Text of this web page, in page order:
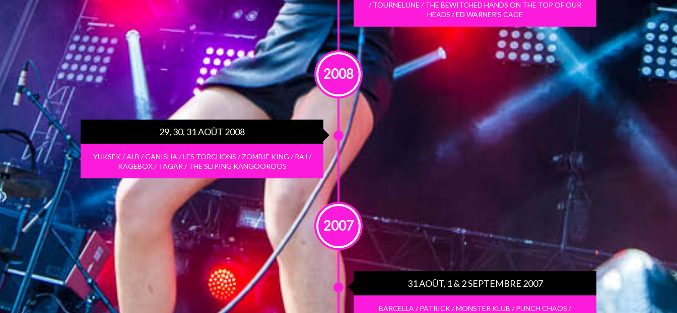
/ TOURNELUNE / THE BEWITCHED HANDS ON THE TOP OF OUR
HEADS / ED WARNER’S CAGE
2008
29, 30, 31 AOÛT 2008
YUKSEK / ALB / GANISHA / LES TORCHONS / ZOMBIE KING / RAJ /
KAGEBOX / TAGAR / THE SLIPING KANGOOROOS
2007
31 AOÛT, 1 & 2 SEPTEMBRE 2007
BARCELLA / PATRICK / MONSTER KLUB / PUNCH CHAOS /